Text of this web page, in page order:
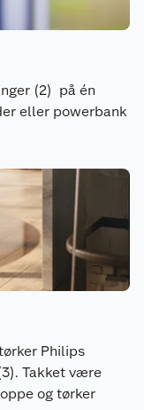
(2) på én
eller powerbank
Philips
Takket være
og tørker